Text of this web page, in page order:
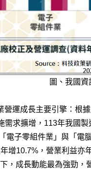
圖、我國
營運成長主要引擎：根
需求擴增，113年我國
電子零組件業」與「電
增10.7%，營業利益亦
，成長動能最為強勁